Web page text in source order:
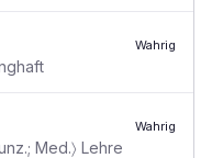
Wahrig
Med.〉 Lehre
Wahrig